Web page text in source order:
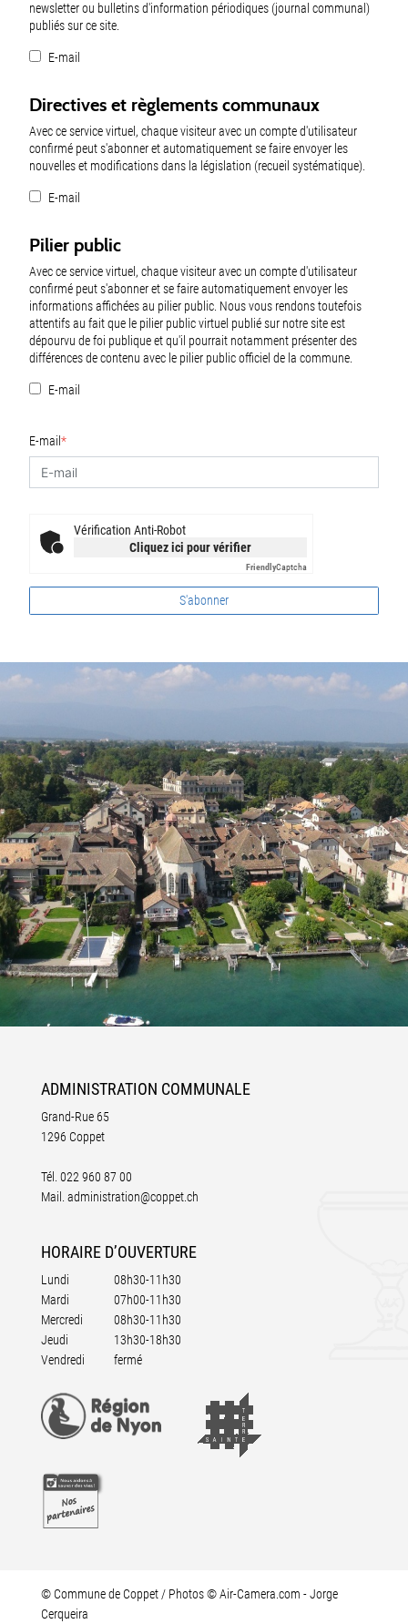
newsletter ou bulletins d'information périodiques (journal communal)
publiés sur ce site.
E-mail
Directives et règlements communaux
Avec ce service virtuel, chaque visiteur avec un compte d'utilisateur
confirmé peut s'abonner et automatiquement se faire envoyer les
nouvelles et modifications dans la législation (recueil systématique).
E-mail
Pilier public
Avec ce service virtuel, chaque visiteur avec un compte d'utilisateur
confirmé peut s'abonner et se faire automatiquement envoyer les
informations affichées au pilier public. Nous vous rendons toutefois
attentifs au fait que le pilier public virtuel publié sur notre site est
dépourvu de foi publique et qu'il pourrait notamment présenter des
différences de contenu avec le pilier public officiel de la commune.
E-mail
E-mail *
Vérification Anti-Robot
Cliquez ici pour vérifier
FriendlyCaptcha
S'abonner
Fusszeile
ADMINISTRATION COMMUNALE
Grand-Rue 65
1296 Coppet
Tél. 022 960 87 00
Mail. administration@coppet.ch
HORAIRE D’OUVERTURE
Lundi
08h30-11h30
Mardi
07h00-11h30
Mercredi
08h30-11h30
Jeudi
13h30-18h30
Vendredi
fermé
© Commune de Coppet / Photos © Air-Camera.com - Jorge
Cerqueira